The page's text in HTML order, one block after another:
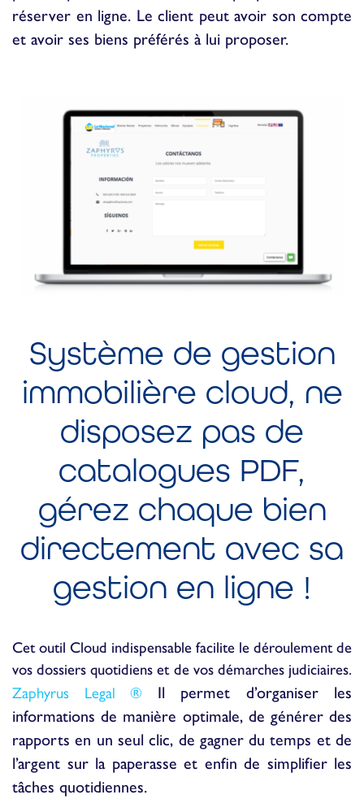
réserver en ligne. Le client peut avoir son compte
et avoir ses biens préférés à lui proposer.
Système de gestion
immobilière cloud, ne
disposez pas de
catalogues PDF,
gérez chaque bien
directement avec sa
gestion en ligne !
Cet outil Cloud indispensable facilite le déroulement de
vos dossiers quotidiens et de vos démarches judiciaires.
Zaphyrus Legal ® Il permet d’organiser les
informations de manière optimale, de générer des
rapports en un seul clic, de gagner du temps et de
l’argent sur la paperasse et enfin de simplifier les
tâches quotidiennes.